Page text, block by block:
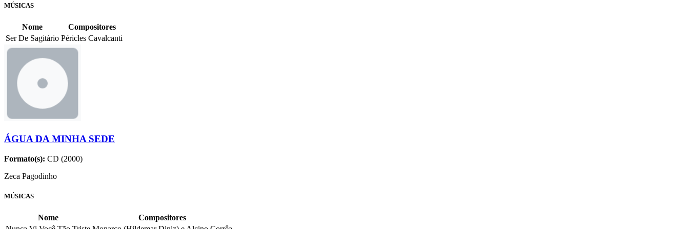
MÚSICAS
Nome
Compositores
Ser De Sagitário Péricles Cavalcanti
ÁGUA DA MINHA SEDE
Formato(s): CD (2000)
Zeca Pagodinho
MÚSICAS
Nome
Compositores